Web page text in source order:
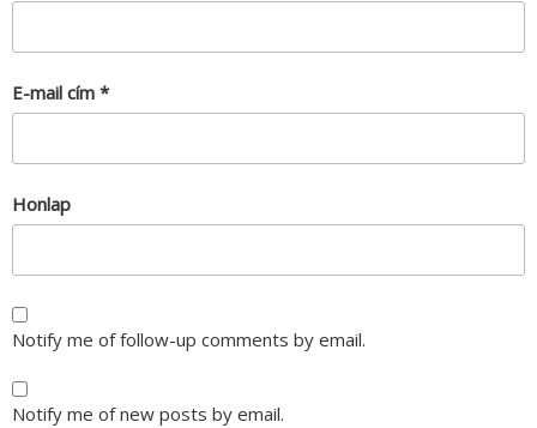
E-mail cím *
Honlap
Notify me of follow-up comments by email.
Notify me of new posts by email.